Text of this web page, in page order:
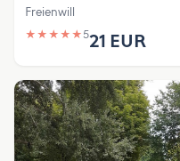
Freienwill
★ ★ ★ ★ ★521 EUR